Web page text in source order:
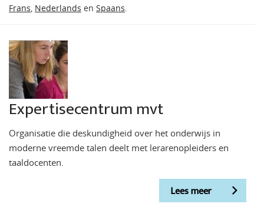
Frans Nederlands en Spaans
Expertisecentrum mvt
Organisatie die deskundigheid over het onderwijs in
moderne vreemde talen deelt met lerarenopleiders en
taaldocenten.
Lees meer